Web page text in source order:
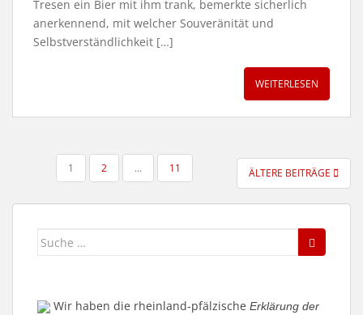
Tresen ein Bier mit ihm trank, bemerkte sicherlich
anerkennend, mit welcher Souveränität und
Selbstverständlichkeit […]
WEITERLESEN
SEITENNUMMERIERUNG
BEITRÄGE
1 2 … 11 ÄLTERE BEITRÄGE
Suche
Wir haben die rheinland-pfälzische Erklärung der